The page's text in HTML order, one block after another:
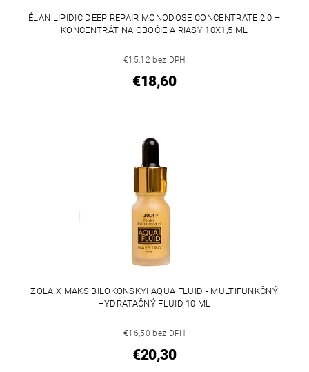
ÉLAN LIPIDIC DEEP REPAIR MONODOSE CONCENTRATE 2.0 –
KONCENTRÁT NA OBOČIE A RIASY 10X1,5 ML
€15,12 bez DPH
€18,60
ZOLA X MAKS BILOKONSKYI AQUA FLUID - MULTIFUNKČNÝ
HYDRATAČNÝ FLUID 10 ML
€16,50 bez DPH
€20,30